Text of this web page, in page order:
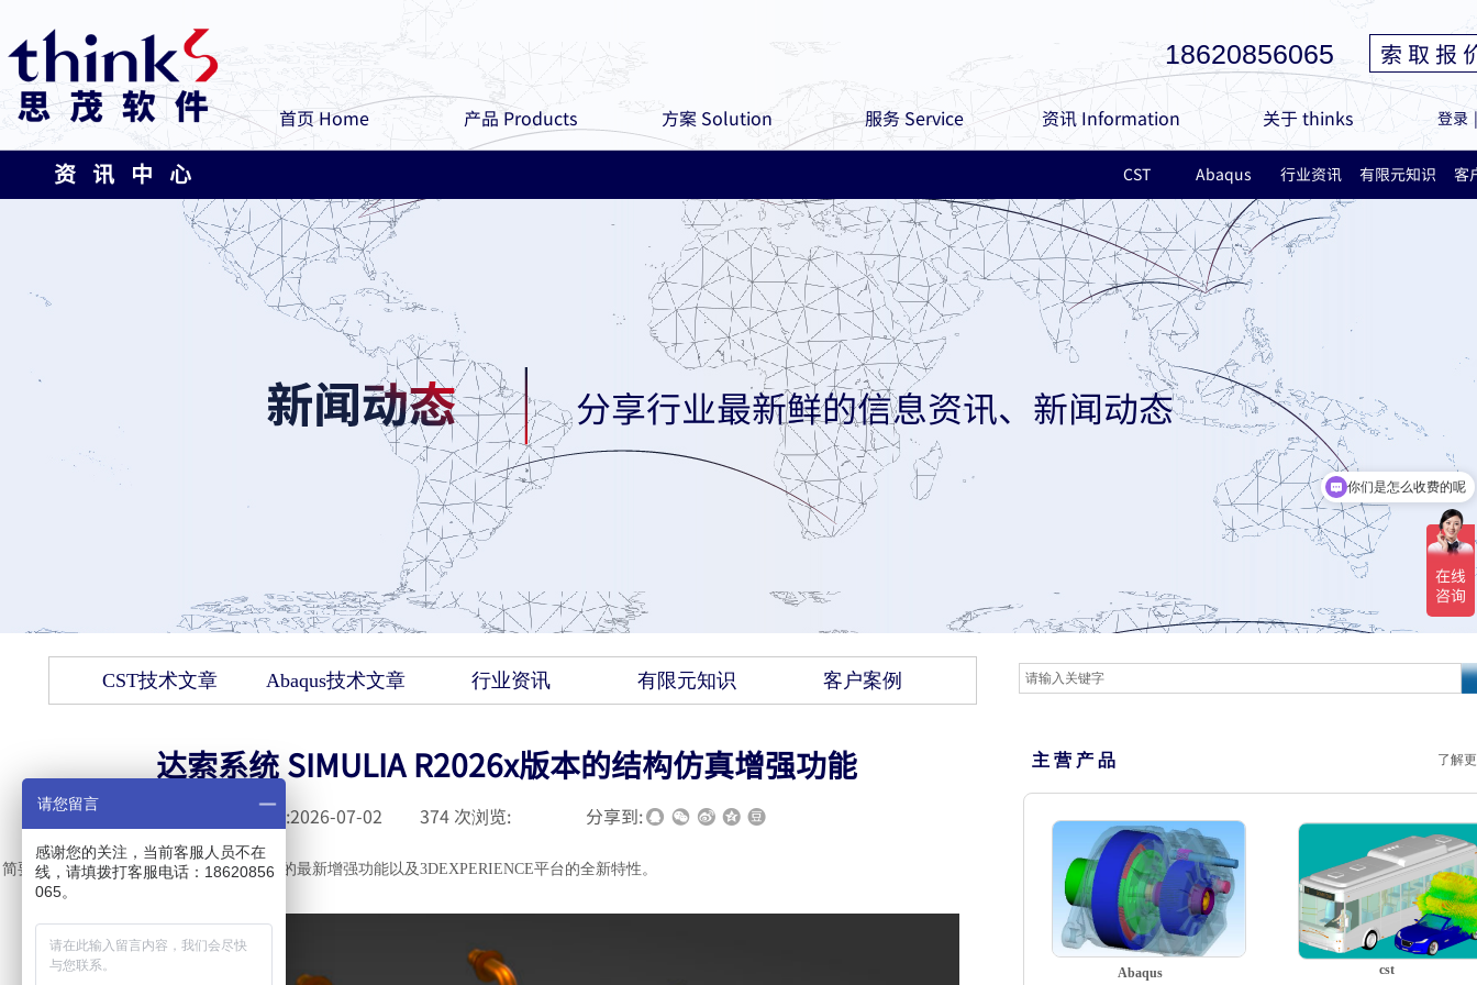
18620856065
登录 |
索 取 报
首页 Home 产品 Products 方案 Solution 服务 Service 资讯 Information 关于 thinks
分享行业最新鲜的信息资讯、新闻动态
资 讯 中 心 CST Abaqus 行业资讯 有限元知识 客
CST技术文章 Abaqus技术文章 行业资讯 有限元知识 客户案例
达索系统 SIMULIA R2026x版本的结构仿真增强功能
发布时间 :2026-07-02 374 次浏览: 分享到:
简要了解最新R2026x版本中 Abaqus求解器的最新增强功能以及3DEXPERIENCE平台的全新特性。
主 营 产 品 了解
cst
Abaqus
你们是怎么收费的呢
请您留言
感谢您的关注，当前客服人员不在
线，请填拨打客服电话：18620856
065。